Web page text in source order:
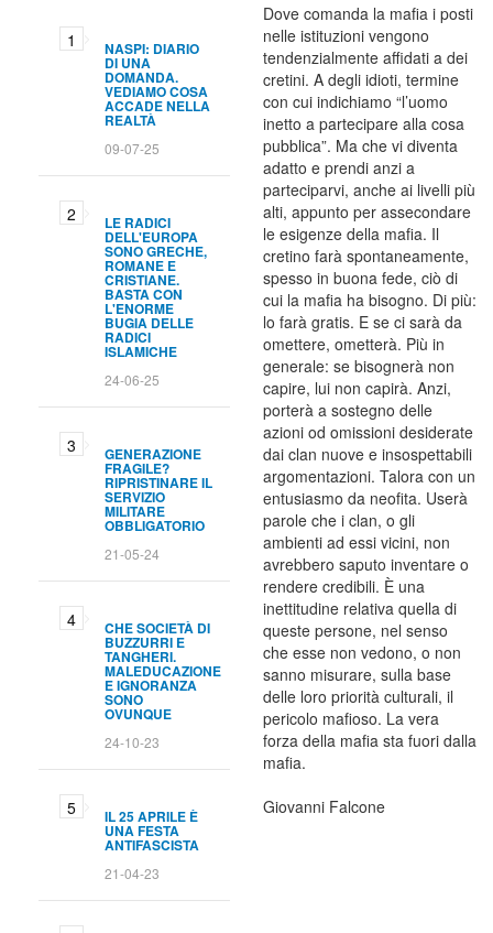
NASPI: DIARIO
DI UNA
DOMANDA.
VEDIAMO COSA
ACCADE NELLA
REALTÀ
09-07-25
LE RADICI
DELL'EUROPA
SONO GRECHE,
ROMANE E
CRISTIANE.
BASTA CON
L'ENORME
BUGIA DELLE
RADICI
ISLAMICHE
24-06-25
GENERAZIONE
FRAGILE?
RIPRISTINARE IL
SERVIZIO
MILITARE
OBBLIGATORIO
21-05-24
CHE SOCIETÀ DI
BUZZURRI E
TANGHERI.
MALEDUCAZIONE
E IGNORANZA
SONO
OVUNQUE
24-10-23
IL 25 APRILE È
UNA FESTA
ANTIFASCISTA
21-04-23
Dove comanda la mafia i posti
nelle istituzioni vengono
tendenzialmente affidati a dei
cretini. A degli idioti, termine
con cui indichiamo “l’uomo
inetto a partecipare alla cosa
pubblica”. Ma che vi diventa
adatto e prendi anzi a
parteciparvi, anche ai livelli più
alti, appunto per assecondare
le esigenze della mafia. Il
cretino farà spontaneamente,
spesso in buona fede, ciò di
cui la mafia ha bisogno. Di più:
lo farà gratis. E se ci sarà da
omettere, ometterà. Più in
generale: se bisognerà non
capire, lui non capirà. Anzi,
porterà a sostegno delle
azioni od omissioni desiderate
dai clan nuove e insospettabili
argomentazioni. Talora con un
entusiasmo da neofita. Userà
parole che i clan, o gli
ambienti ad essi vicini, non
avrebbero saputo inventare o
rendere credibili. È una
inettitudine relativa quella di
queste persone, nel senso
che esse non vedono, o non
sanno misurare, sulla base
delle loro priorità culturali, il
pericolo mafioso. La vera
forza della mafia sta fuori dalla
mafia.
Giovanni Falcone